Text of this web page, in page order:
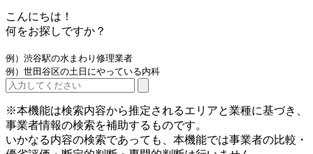
こんにちは！
何をお探しですか？
例）渋谷駅の水まわり修理業者
例）世田谷区の土日にやっている内科
※本機能は検索内容から推定されるエリアと業種に基づき、
事業者情報の検索を補助するものです。
いかなる内容の検索であっても、本機能では事業者の比較・